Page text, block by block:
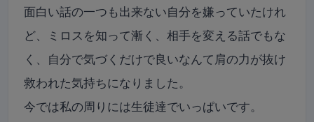
面白い話の一つも出来ない自分を嫌っていたけれ
ど、ミロスを知って漸く、相手を変える話でもな
く、自分で気づくだけで良いなんて肩の力が抜け
救われた気持ちになりました。
今では私の周りには生徒達でいっぱいです。